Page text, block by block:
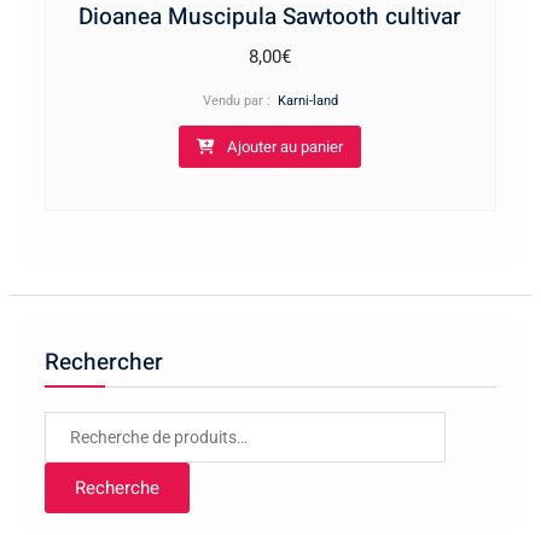
Dioanea Muscipula Sawtooth cultivar
8,00€
Vendu par : Karni-land
Ajouter au panier
Rechercher
Recherche